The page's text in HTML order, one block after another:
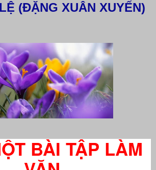
(ĐẶNG XUÂN XUYẾN)
BÀI TẬP LÀM